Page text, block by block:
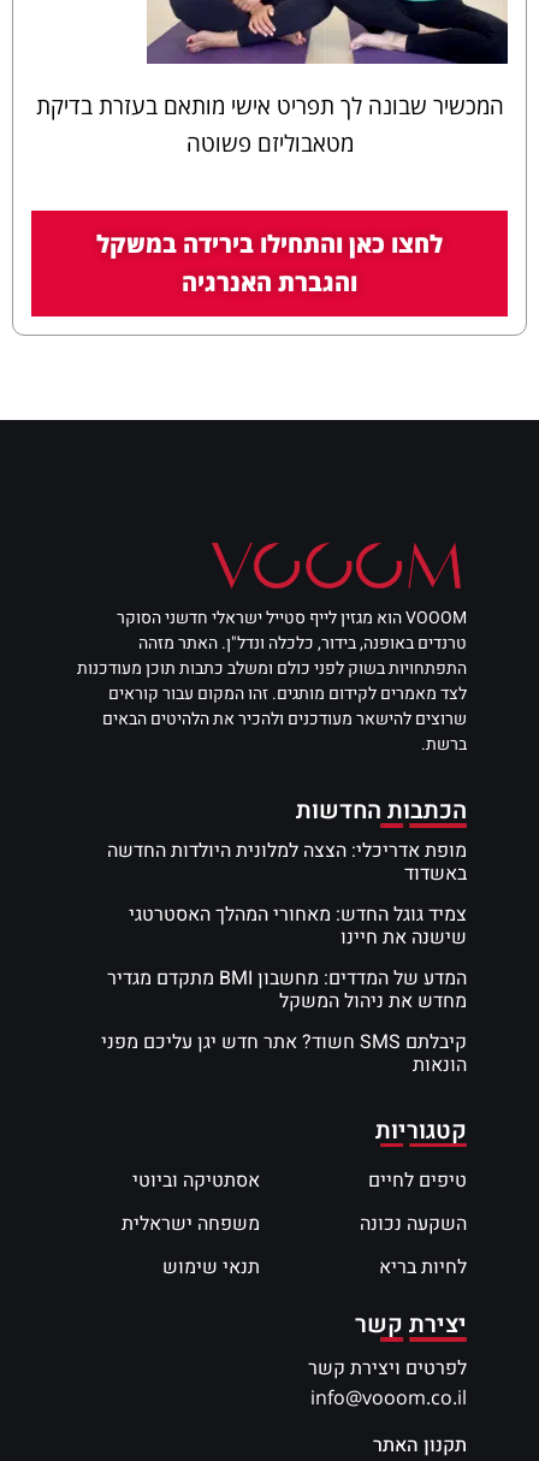
המכשיר שבונה לך תפריט אישי מותאם בעזרת בדיקת
מטאבוליזם פשוטה
לחצו כאן והתחילו בירידה במשקל
והגברת האנרגיה
VOOOM הוא מגזין לייף סטייל ישראלי חדשני הסוקר
טרנדים באופנה, בידור, כלכלה ונדל"ן. האתר מזהה
התפתחויות בשוק לפני כולם ומשלב כתבות תוכן מעודכנות
לצד מאמרים לקידום מותגים. זהו המקום עבור קוראים
שרוצים להישאר מעודכנים ולהכיר את הלהיטים הבאים
ברשת.
הכתבות החדשות
מופת אדריכלי: הצצה למלונית היולדות החדשה
באשדוד
צמיד גוגל החדש: מאחורי המהלך האסטרטגי
שישנה את חיינו
המדע של המדדים: מחשבון BMI מתקדם מגדיר
מחדש את ניהול המשקל
קיבלתם SMS חשוד? אתר חדש יגן עליכם מפני
הונאות
קטגוריות
טיפים לחיים
השקעה נכונה
לחיות בריא
אסתטיקה וביוטי
משפחה ישראלית
תנאי שימוש
יצירת קשר
לפרטים ויצירת קשר
info@vooom.co.il
תקנון האתר